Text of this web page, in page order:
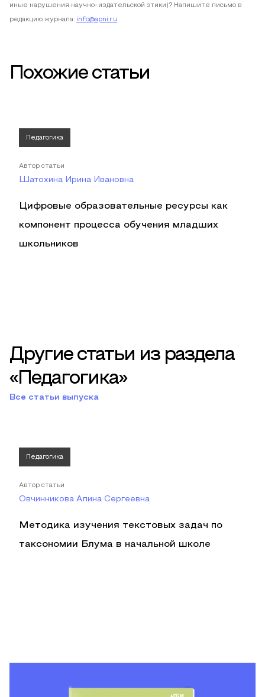
иные нарушения научно-издательской этики)? Напишите письмо в
редакцию журнала: info@apni.ru
Похожие статьи
Педагогика
Автор статьи
Шатохина Ирина Ивановна
Цифровые образовательные ресурсы как
компонент процесса обучения младших
школьников
Другие статьи из раздела
«Педагогика»
Все статьи выпуска
Педагогика
Автор статьи
Овчинникова Алина Сергеевна
Методика изучения текстовых задач по
таксономии Блума в начальной школе